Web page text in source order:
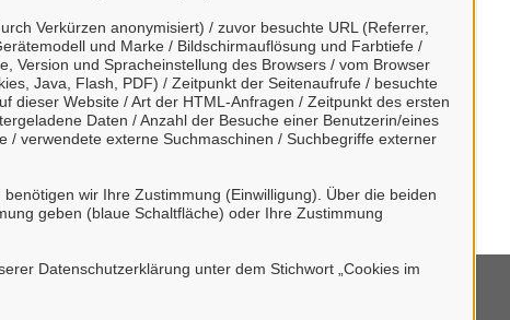
Verkürzen anonymisiert) / zuvor besuchte URL (Referrer,
und Marke / Bildschirmauflösung und Farbtiefe /
Version und Spracheinstellung des Browsers / vom Browser
Java, Flash, PDF) / Zeitpunkt der Seitenaufrufe / besuchte
dieser Website / Art der HTML-Anfragen / Zeitpunkt des ersten
Daten / Anzahl der Besuche einer Benutzerin/eines
/ verwendete externe Suchmaschinen / Suchbegriffe externer
wir Ihre Zustimmung (Einwilligung). Über die beiden
geben (blaue Schaltfläche) oder Ihre Zustimmung
Datenschutzerklärung unter dem Stichwort „Cookies im
zur Kenntnis genommen und willigen der